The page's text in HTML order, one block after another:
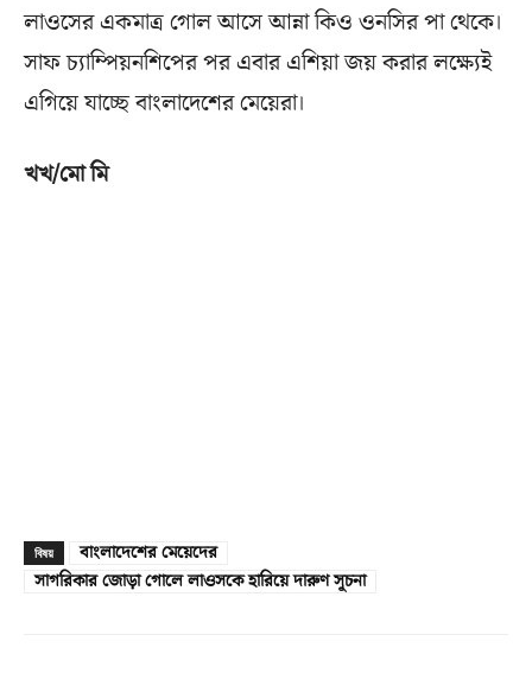
লাওসের একমাত্র গোল আসে আন্না কিও ওনসির পা থেকে।
সাফ চ্যাম্পিয়নশিপের পর এবার এশিয়া জয় করার লক্ষ্যেই
এগিয়ে যাচ্ছে বাংলাদেশের মেয়েরা।
খখ/মো মি
বিষয়
বাংলাদেশের মেয়েদের
সাগরিকার জোড়া গোলে লাওসকে হারিয়ে দারুণ সূচনা